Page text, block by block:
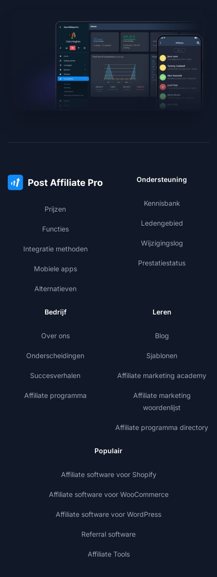
Prijzen
Functies
Integratie methoden
Mobiele apps
Alternatieven
Ondersteuning
Kennisbank
Ledengebied
Wijzigingslog
Prestatiestatus
Bedrijf
Over ons
Onderscheidingen
Succesverhalen
Affiliate programma
Leren
Blog
Sjablonen
Affiliate marketing academy
Affiliate marketing
woordenlijst
Affiliate programma directory
Populair
Affiliate software voor Shopify
Affiliate software voor WooCommerce
Affiliate software voor WordPress
Referral software
Affiliate Tools